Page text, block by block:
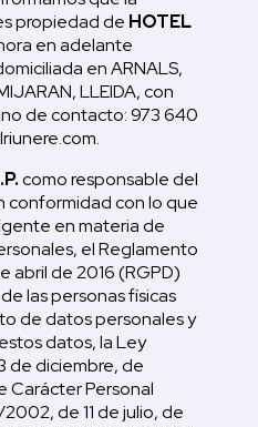
propiedad de HOTEL
en adelante
en ARNALS,
LLEIDA, con
de contacto: 973 640
como responsable del
conformidad con lo que
en materia de
el Reglamento
abril de 2016 (RGPD)
las personas físicas
de datos personales y
datos, la Ley
de diciembre, de
Carácter Personal
de 11 de julio, de